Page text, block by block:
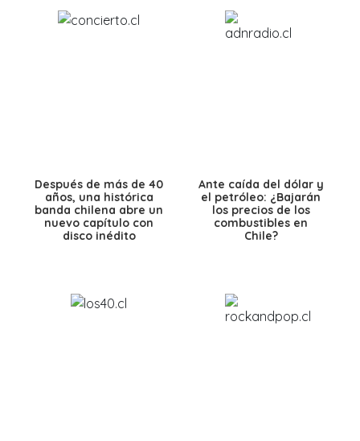
Después de más de 40
años, una histórica
banda chilena abre un
nuevo capítulo con
disco inédito
Ante caída del dólar y
el petróleo: ¿Bajarán
los precios de los
combustibles en
Chile?